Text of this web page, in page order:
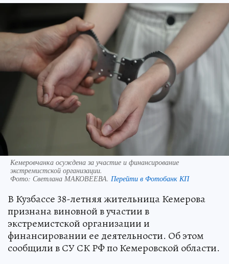
Кемеровчанка осуждена за участие и финансирование
экстремистской организации.
Фото: Светлана МАКОВЕЕВА. Перейти в Фотобанк КП
В Кузбассе 38-летняя жительница Кемерова
признана виновной в участии в
экстремистской организации и
финансировании ее деятельности. Об этом
сообщили в СУ СК РФ по Кемеровской области.